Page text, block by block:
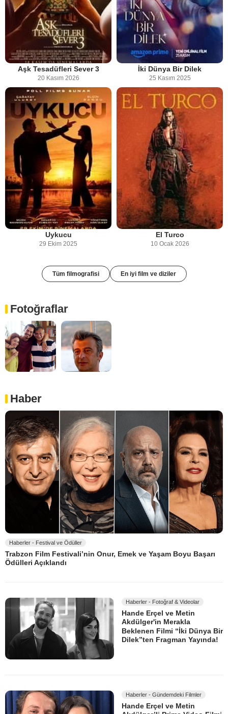
Aşk Tesadüfleri Sever 3
20 Kasım 2026
İki Dünya Bir Dilek
25 Kasım 2025
Uykucu
29 Ekim 2025
El Turco
10 Ocak 2026
Tüm filmografisi En iyi film ve diziler
Fotoğraflar
Haber
Haberler - Festival ve Ödüller
Trabzon Film Festivali’nin Onur, Emek ve Yaşam Boyu Başarı
Ödülleri Açıklandı
Haberler - Fotoğraf & Videolar
Hande Erçel ve Metin
Akdülger'in Merakla
Beklenen Filmi “İki Dünya Bir
Dilek”ten Fragman Yayında!
Haberler - Gündemdeki Filmler
Hande Erçel ve Metin